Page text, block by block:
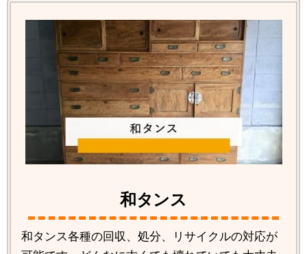
和タンス
和タンス各種の回収、処分、リサイクルの対応が